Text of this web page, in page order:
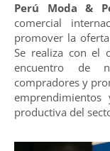
Perú Moda &
comercial
promover la
Se realiza con el
encuentro de
compradores y
productiva del